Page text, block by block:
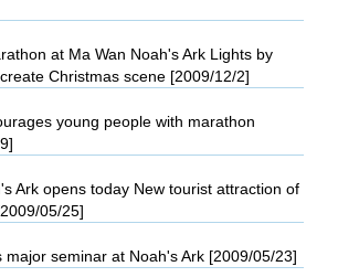
at Ma Wan Noah's Ark Lights by
Christmas scene [2009/12/2]
young people with marathon
Ark opens today New tourist attraction of
05/25]
major seminar at Noah's Ark [2009/05/23]